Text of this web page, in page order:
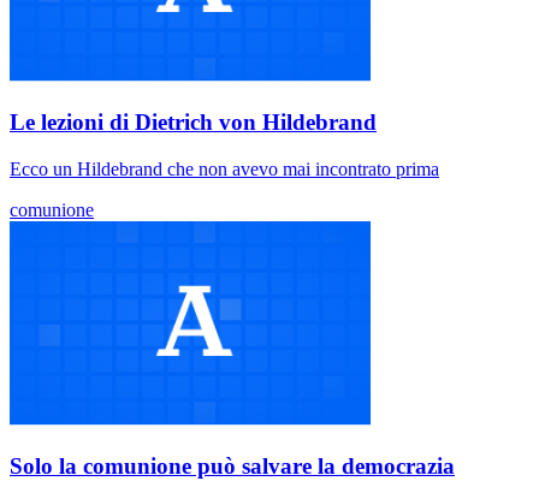
Le lezioni di Dietrich von Hildebrand
Ecco un Hildebrand che non avevo mai incontrato prima
comunione
Solo la comunione può salvare la democrazia